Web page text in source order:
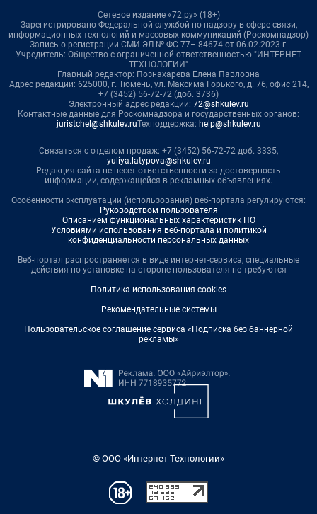
Сетевое издание «72.ру» (18+)
Зарегистрировано Федеральной службой по надзору в сфере связи,
информационных технологий и массовых коммуникаций (Роскомнадзор)
Запись о регистрации СМИ ЭЛ № ФС 77– 84674 от 06.02.2023 г.
Учредитель: Общество с ограниченной ответственностью "ИНТЕРНЕТ
ТЕХНОЛОГИИ"
Главный редактор: Познахарева Елена Павловна
Адрес редакции: 625000, г. Тюмень, ул. Максима Горького, д. 76, офис 214,
+7 (3452) 56-72-72 (доб. 3736)
Электронный адрес редакции: 72@shkulev.ru
Контактные данные для Роскомнадзора и государственных органов:
juristchel@shkulev.ruТехподдержка: help@shkulev.ru
Связаться с отделом продаж: +7 (3452) 56-72-72 доб. 3335,
yuliya.latypova@shkulev.ru
Редакция сайта не несет ответственности за достоверность
информации, содержащейся в рекламных объявлениях.
Особенности эксплуатации (использования) веб-портала регулируются:
Руководством пользователя
Описанием функциональных характеристик ПО
Условиями использования веб-портала и политикой
конфиденциальности персональных данных
Веб-портал распространяется в виде интернет-сервиса, специальные
действия по установке на стороне пользователя не требуются
Политика использования cookies
Рекомендательные системы
Пользовательское соглашение сервиса «Подписка без баннерной
рекламы»
© ООО «Интернет Технологии»